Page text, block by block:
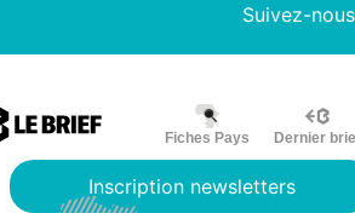
Suivez-nous
Fiches Pays Dernier
Inscription newsletters